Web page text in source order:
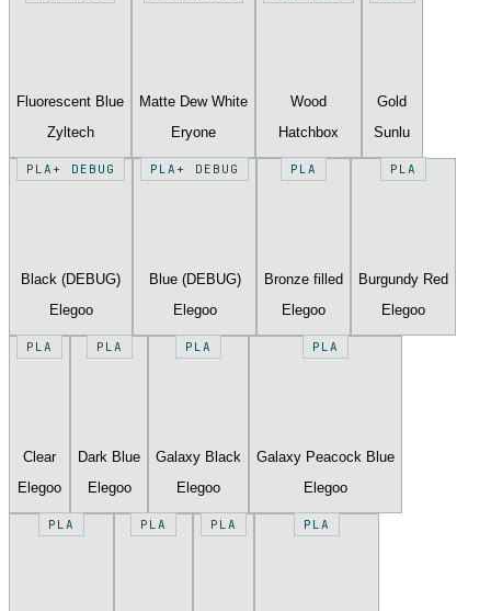
Fluorescent Blue
Zyltech
Matte Dew White
Eryone
Wood
Hatchbox
Gold
Sunlu
PLA+ DEBUG
Black (DEBUG)
Elegoo
PLA+ DEBUG
Blue (DEBUG)
Elegoo
PLA
Bronze filled
Elegoo
PLA
Burgundy Red
Elegoo
PLA
Clear
Elegoo
PLA
Dark Blue
Elegoo
PLA
Galaxy Black
Elegoo
PLA
Galaxy Peacock Blue
Elegoo
PLA PLA PLA PLA